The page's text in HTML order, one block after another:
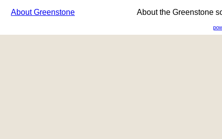
About Greenstone About the Greenstone